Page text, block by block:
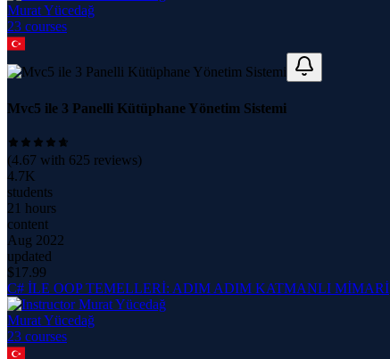
Murat Yücedağ
23 courses
Mvc5 ile 3 Panelli Kütüphane Yönetim Sistemi
(4.67 with 625 reviews)
4.7K
students
21 hours
content
Aug 2022
updated
$17.99
C# İLE OOP TEMELLERİ: ADIM ADIM KATMANLI MİMARİ
Murat Yücedağ
23 courses